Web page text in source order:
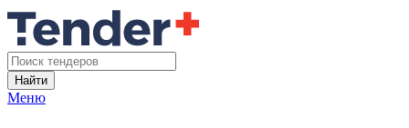
Найти
Меню